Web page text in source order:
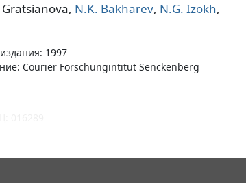
Gratsianova, N.K. Bakharev, N.G. Izokh,
1997
Courier Forschungintitut Senckenberg